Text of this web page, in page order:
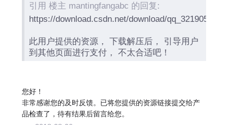
引用 楼主 mantingfangabc 的回复:
https://download.csdn.net/download/qq_32190539/
此用户提供的资源， 下载解压后， 引导用户
到其他页面进行支付， 不太合适吧！
您好！
非常感谢您的及时反馈。已将您提供的资源链接提交给产
品检查了，待有结果后留言给您。